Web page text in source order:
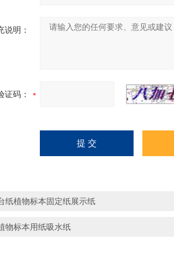
说明：
证码：
纸植物标本固定纸展示纸
物标本用纸吸水纸